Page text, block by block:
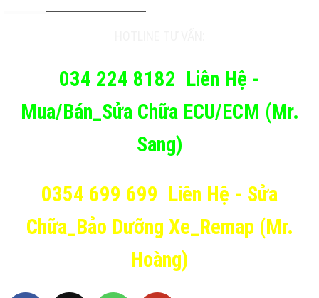
034 224 8182 Liên Hệ -
Mua/Bán_Sửa Chữa ECU/ECM (Mr.
Sang)
0354 699 699 Liên Hệ - Sửa
Chữa_Bảo Dưỡng Xe_Remap (Mr.
Hoàng)